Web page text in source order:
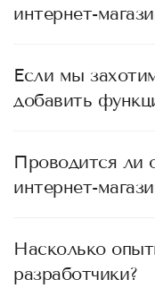
интернет-
Если мы
добавить
Проводится ли
интернет-
Насколько
разработчики?